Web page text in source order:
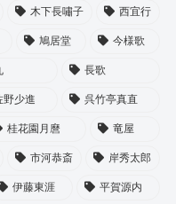
木下長嘯子 西宜行
鳩居堂 今様歌
長歌
野少進 呉竹亭真直
桂花園月麿 竜屋
市河恭斎 岸秀太郎
伊藤東涯 平賀源内